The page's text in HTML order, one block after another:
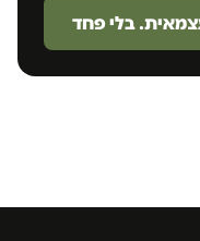
בלי פחד